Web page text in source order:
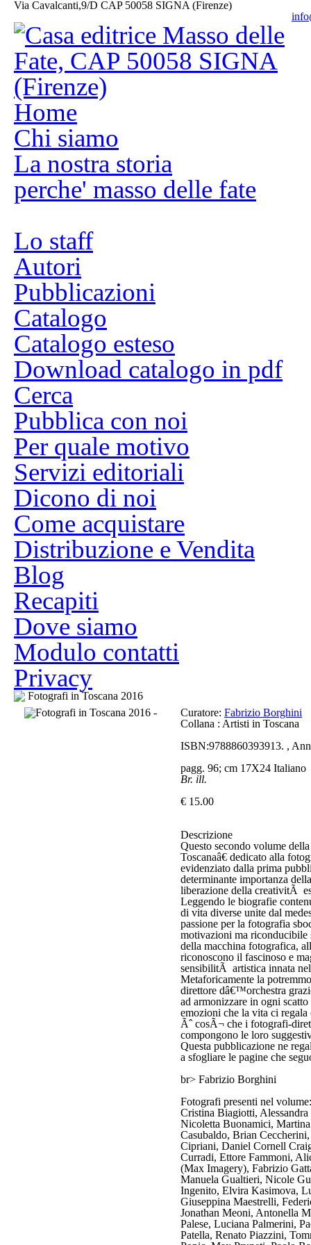
Via Cavalcanti,9/D CAP 50058 SIGNA (Firenze)
Home
Chi siamo
La nostra storia
perche' masso delle fate
Lo staff
Autori
Pubblicazioni
Catalogo
Catalogo esteso
Download catalogo in pdf
Cerca
Pubblica con noi
Per quale motivo
Servizi editoriali
Dicono di noi
Come acquistare
Distribuzione e Vendita
Blog
Recapiti
Dove siamo
Modulo contatti
Privacy
Fotografi in Toscana 2016
Curatore: Fabrizio Borghini
Collana : Artisti in Toscana
ISBN:9788860393913. ,
pagg. 96; cm 17X24 Italiano
Br. ill.
€ 15.00
Descrizione
Questo secondo volume
Toscanaâ€ dedicato alla
evidenziato dalla prima
determinante importanza
liberazione della creativitÃ
Leggendo le biografie
di vita diverse unite dal
passione per la fotografia
motivazioni ma riconducibile
della macchina fotografica,
riconoscono il fascinoso e
sensibilitÃ artistica innata
Metaforicamente la
direttore dâ€™orchestra
ad armonizzare in ogni
emozioni che la vita ci
Ãˆ cosÃ¬ che i fotografi-
compongono le loro
Questa pubblicazione ne
a sfogliare le pagine che
br> Fabrizio Borghini
Fotografi presenti nel
Cristina Biagiotti,
Nicoletta Buonamici,
Casubaldo, Brian
Cipriani, Daniel Cornell
Curradi, Ettore Fammoni,
(Max Imagery), Fabrizio
Manuela Gualtieri, Nicole
Ingenito, Elvira Kasimova,
Giuseppina Maestrelli,
Jonathan Meoni, Antonella
Palese, Luciana Palmerini,
Patella, Renato Piazzini,